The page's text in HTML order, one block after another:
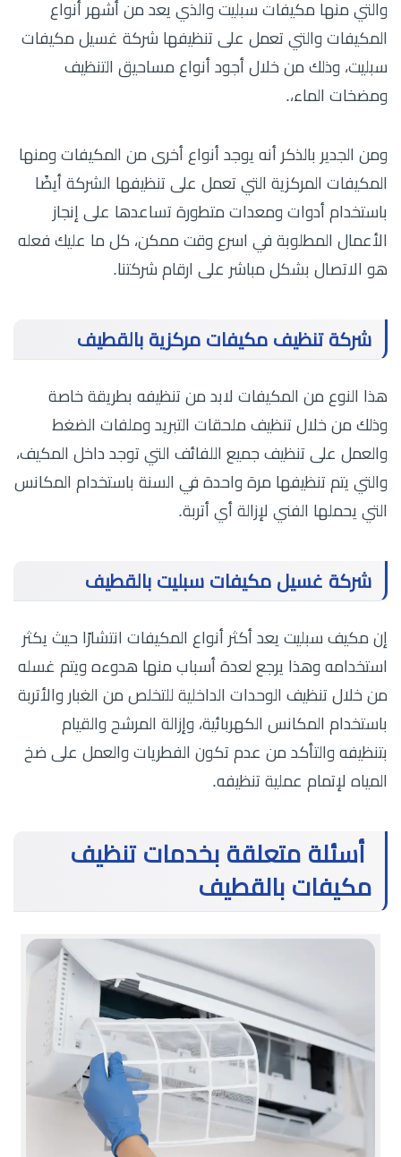
والتي منها مكيفات سبليت والذي يعد من أشهر أنواع
المكيفات والتي تعمل على تنظيفها شركة غسيل مكيفات
سبليت، وذلك من خلال أجود أنواع مساحيق التنظيف
ومضخات الماء،.
ومن الجدير بالذكر أنه يوجد أنواع أخرى من المكيفات ومنها
المكيفات المركزية التي تعمل على تنظيفها الشركة أيضًا
باستخدام أدوات ومعدات متطورة تساعدها على إنجاز
الأعمال المطلوبة في اسرع وقت ممكن، كل ما عليك فعله
هو الاتصال بشكل مباشر على ارقام شركتنا.
شركة تنظيف مكيفات مركزية بالقطيف
هذا النوع من المكيفات لابد من تنظيفه بطريقة خاصة
وذلك من خلال تنظيف ملحقات التبريد وملفات الضغط
والعمل على تنظيف جميع اللفائف التي توجد داخل المكيف،
والتي يتم تنظيفها مرة واحدة في السنة باستخدام المكانس
التي يحملها الفني لإزالة أي أتربة.
شركة غسيل مكيفات سبليت بالقطيف
إن مكيف سبليت يعد أكثر أنواع المكيفات انتشارًا حيث يكثر
استخدامه وهذا يرجع لعدة أسباب منها هدوءه ويتم غسله
من خلال تنظيف الوحدات الداخلية للتخلص من الغبار والأتربة
باستخدام المكانس الكهربائية، وإزالة المرشح والقيام
بتنظيفه والتأكد من عدم تكون الفطريات والعمل على ضخ
المياه لإتمام عملية تنظيفه.
أسئلة متعلقة بخدمات تنظيف
مكيفات بالقطيف